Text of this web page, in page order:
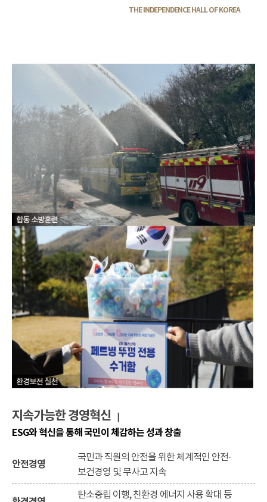
THE INDEPENDENCE HALL OF KOREA
지속가능한 경영혁신
ESG와 혁신을 통해 국민이 체감하는 성과 창출
안전경영
국민과 직원의 안전을 위한 체계적인 안전·
보건경영 및 무사고 지속
탄소중립 이행, 친환경 에너지 사용 확대 등